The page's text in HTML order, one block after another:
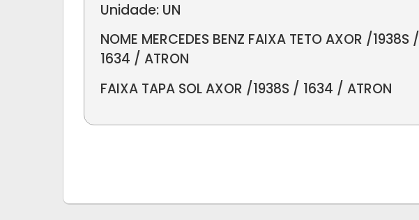
Unidade: UN
NOME MERCEDES BENZ FAIXA TETO AXOR /1938S /
1634 / ATRON
FAIXA TAPA SOL AXOR /1938S / 1634 / ATRON